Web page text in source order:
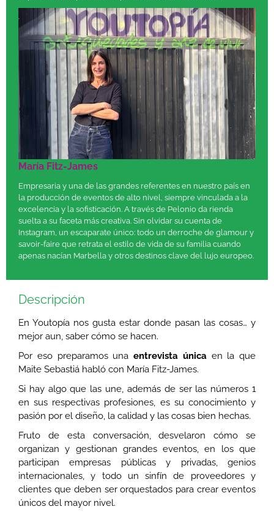
María Fitz-James
Empresaria y una de las grandes referentes en nuestro país en
la producción de eventos de alto nivel, siempre vinculada a la
excelencia y la sofisticación. A través de Pelonio da rienda
suelta a su faceta más creativa. Sin olvidar su cuenta de
Instagram, un escaparate único: todo un derroche de glamour y
savoir-faire que retrata el estilo de vida de su familia cuando
apenas nacían Marbella y otros destinos clave del lujo europeo.
Descripción
En Youtopía nos gusta estar donde pasan las cosas… y
mejor aun, saber cómo se hacen.
Por eso preparamos una entrevista única en la que
Maite Sebastiá habló con María Fitz-James.
Si hay algo que las une, además de ser las números 1
en sus respectivas profesiones, es su conocimiento y
pasión por el diseño, la calidad y las cosas bien hechas.
Fruto de esta conversación, desvelaron cómo se
organizan y gestionan grandes eventos, en los que
participan empresas públicas y privadas, genios
internacionales, y todo un sinfín de proveedores y
clientes que deben ser orquestados para crear eventos
únicos del mayor nivel.